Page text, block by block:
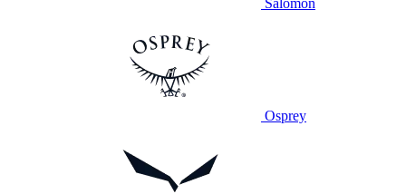
Salomon
Osprey